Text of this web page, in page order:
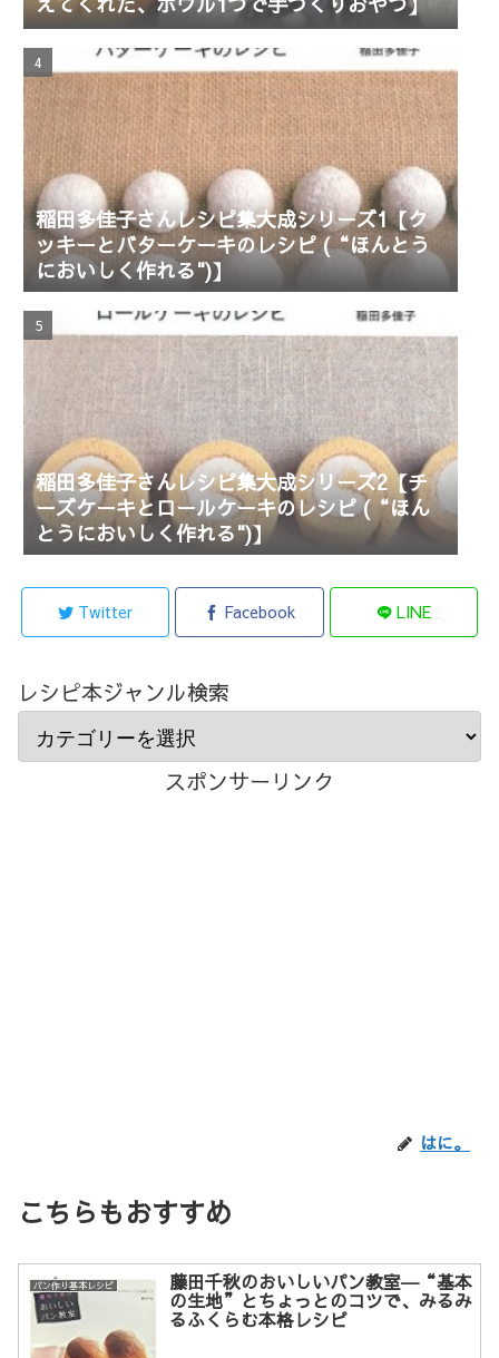
稲田多佳子さんレシピ集大成シリーズ1【ク
ッキーとバターケーキのレシピ (“ほんとう
においしく作れる")】
稲田多佳子さんレシピ集大成シリーズ2【チ
ーズケーキとロールケーキのレシピ (“ほん
とうにおいしく作れる")】
Twitter Facebook LINE
レシピ本ジャンル検索
スポンサーリンク
はに。
こちらもおすすめ
パン作り基本レシピ 藤田千秋のおいしいパン教室―“基本
の生地”とちょっとのコツで、みるみ
るふくらむ本格レシピ